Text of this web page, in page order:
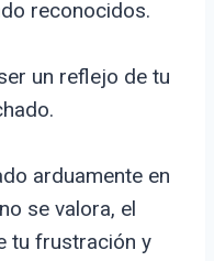
reconocidos.
un reflejo de tu
arduamente en
se valora, el
tu frustración y